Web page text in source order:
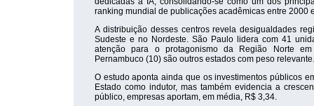
ranking mundial de publicações acadêmicas entre 2000
A distribuição desses centros revela desigualdades
Sudeste e no Nordeste. São Paulo lidera com 41
atenção para o protagonismo da Região Norte
Pernambuco (10) são outros estados com peso relevante.
O estudo aponta ainda que os investimentos públicos
Estado como indutor, mas também evidencia a
público, empresas aportam, em média, R$ 3,34.